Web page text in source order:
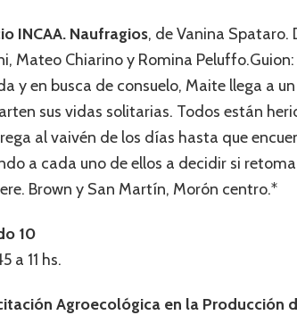
INCAA. Naufragios, de Vanina
Mateo Chiarino y Romina
y en busca de consuelo, Maite llega a
sus vidas solitarias. Todos están
al vaivén de los días hasta que
a cada uno de ellos a decidir si
Brown y San Martín, Morón centro.*
10
a 11 hs.
Agroecológica en la Producción